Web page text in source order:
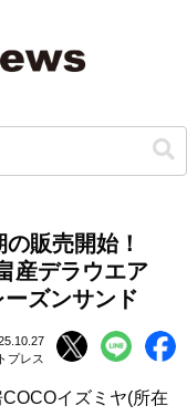
販売開始！
産デラウエア
ズンサンド
プレス
イズミヤ(所在